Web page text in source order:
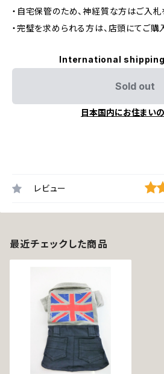
・自宅保管のため、神経質な方はご入札
・完璧を求められる方は、店頭にてご購
International
Sold out
日本国内にお住まい
レビュー
最近チェックした商品